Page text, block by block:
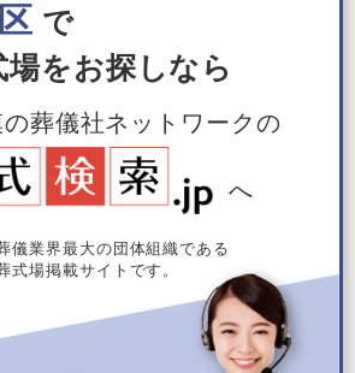
で
をお探しなら
葬儀社ネットワークの
へ
儀業界最大の団体組織である
式場掲載サイトです。